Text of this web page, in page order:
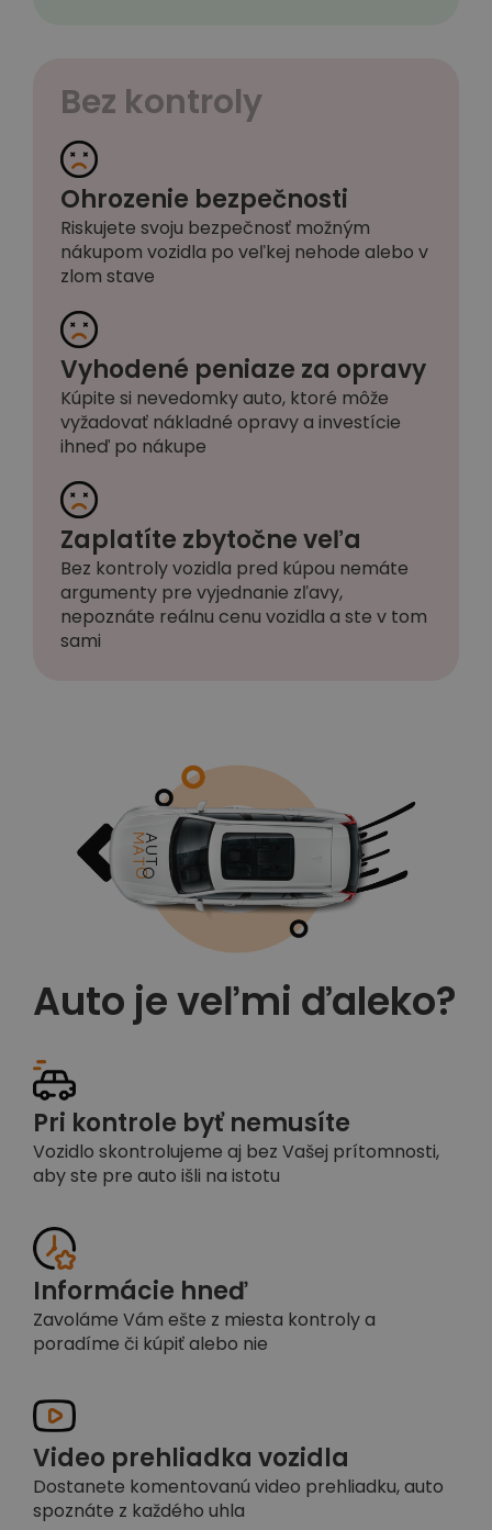
Bez kontroly
Ohrozenie bezpečnosti
Riskujete svoju bezpečnosť možným
nákupom vozidla po veľkej nehode alebo v
zlom stave
Vyhodené peniaze za opravy
Kúpite si nevedomky auto, ktoré môže
vyžadovať nákladné opravy a investície
ihneď po nákupe
Zaplatíte zbytočne veľa
Bez kontroly vozidla pred kúpou nemáte
argumenty pre vyjednanie zľavy,
nepoznáte reálnu cenu vozidla a ste v tom
sami
Auto je veľmi ďaleko?
Pri kontrole byť nemusíte
Vozidlo skontrolujeme aj bez Vašej prítomnosti,
aby ste pre auto išli na istotu
Informácie hneď
Zavoláme Vám ešte z miesta kontroly a
poradíme či kúpiť alebo nie
Video prehliadka vozidla
Dostanete komentovanú video prehliadku, auto
spoznáte z každého uhla